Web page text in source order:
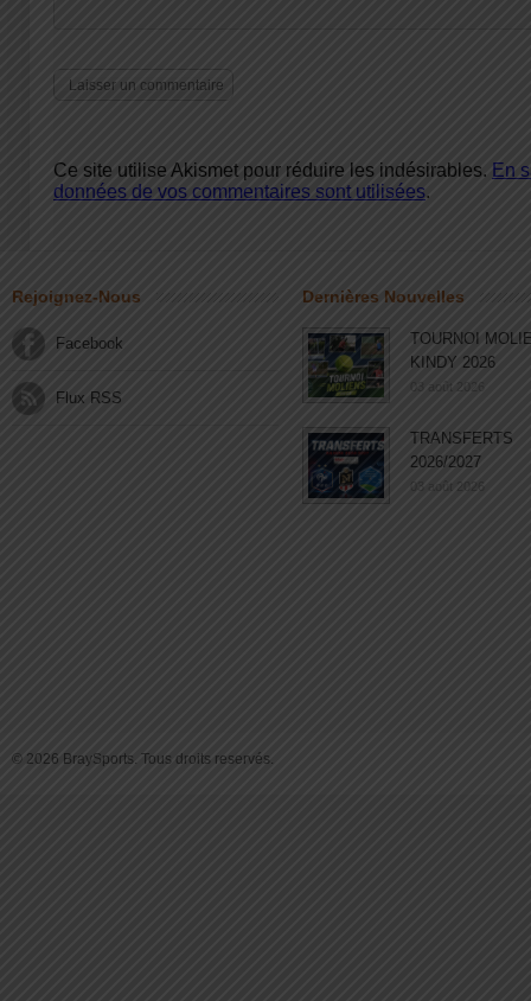
Ce site utilise Akismet pour réduire les indésirables. En
données de vos commentaires sont utilisées.
Rejoignez-Nous
Facebook
Flux RSS
Dernières Nouvelles
TOURNOI
KINDY 2026
03 août 2026
TRANSFERTS
2026/2027
03 août 2026
© 2026 BraySports. Tous droits reservés.